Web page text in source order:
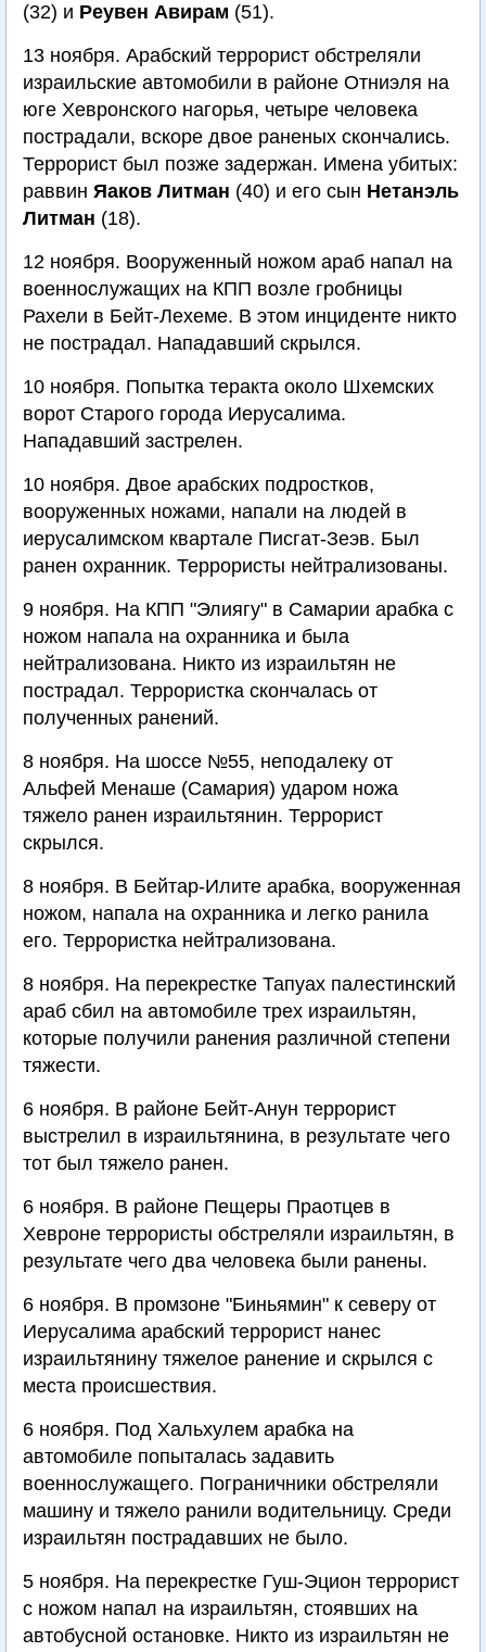
(32) и Реувен Авирам (51).
13 ноября. Арабский террорист обстреляли
израильские автомобили в районе Отниэля на
юге Хевронского нагорья, четыре человека
пострадали, вскоре двое раненых скончались.
Террорист был позже задержан. Имена убитых:
раввин Яаков Литман (40) и его сын Нетанэль
Литман (18).
12 ноября. Вооруженный ножом араб напал на
военнослужащих на КПП возле гробницы
Рахели в Бейт-Лехеме. В этом инциденте никто
не пострадал. Нападавший скрылся.
10 ноября. Попытка теракта около Шхемских
ворот Старого города Иерусалима.
Нападавший застрелен.
10 ноября. Двое арабских подростков,
вооруженных ножами, напали на людей в
иерусалимском квартале Писгат-Зеэв. Был
ранен охранник. Террористы нейтрализованы.
9 ноября. На КПП "Элиягу" в Самарии арабка с
ножом напала на охранника и была
нейтрализована. Никто из израильтян не
пострадал. Террористка скончалась от
полученных ранений.
8 ноября. На шоссе №55, неподалеку от
Альфей Менаше (Самария) ударом ножа
тяжело ранен израильтянин. Террорист
скрылся.
8 ноября. В Бейтар-Илите арабка, вооруженная
ножом, напала на охранника и легко ранила
его. Террористка нейтрализована.
8 ноября. На перекрестке Тапуах палестинский
араб сбил на автомобиле трех израильтян,
которые получили ранения различной степени
тяжести.
6 ноября. В районе Бейт-Анун террорист
выстрелил в израильтянина, в результате чего
тот был тяжело ранен.
6 ноября. В районе Пещеры Праотцев в
Хевроне террористы обстреляли израильтян, в
результате чего два человека были ранены.
6 ноября. В промзоне "Биньямин" к северу от
Иерусалима арабский террорист нанес
израильтянину тяжелое ранение и скрылся с
места происшествия.
6 ноября. Под Хальхулем арабка на
автомобиле попыталась задавить
военнослужащего. Пограничники обстреляли
машину и тяжело ранили водительницу. Среди
израильтян пострадавших не было.
5 ноября. На перекрестке Гуш-Эцион террорист
с ножом напал на израильтян, стоявших на
автобусной остановке. Никто из израильтян не